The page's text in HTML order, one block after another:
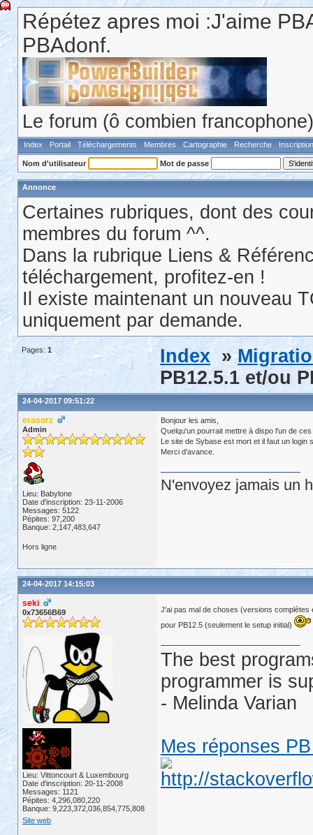
Répétez apres moi :J'aime
PBAdonf.
Le forum (ô combien
Index Portail Téléchargements Membres Cartographie Recherche Inscription
Nom d'utilisateur Mot de passe
Annonce
Certaines rubriques, dont des
membres du forum ^^.
Dans la rubrique Liens &
téléchargement, profitez-en !
Il existe maintenant un nouveau
uniquement par demande.
Pages: 1 Index »
PB12.5.1 et/ou
24-04-2017 09:51:22
erasorz
Admin
Lieu: Babylone
Date d'inscription: 23-11-2006
Messages: 5122
Pépites: 97,200
Banque: 2,147,483,647
Bonjour les amis,
Quelqu'un pourrait mettre à dispo l'un de
Le site de Sybase est mort et il faut un login
Merci d'avance.
N'envoyez jamais un
Hors ligne
24-04-2017 14:15:03
seki
0x73656B69
Lieu: Vittoncourt & Luxembourg
Date d'inscription: 20-11-2008
Messages: 1121
Pépites: 4,296,080,220
Banque: 9,223,372,036,854,775,808
Site web
J'ai pas mal de choses (versions
pour PB12.5 (seulement le setup initial)
The best
programmer is
- Melinda Varian
Mes réponses